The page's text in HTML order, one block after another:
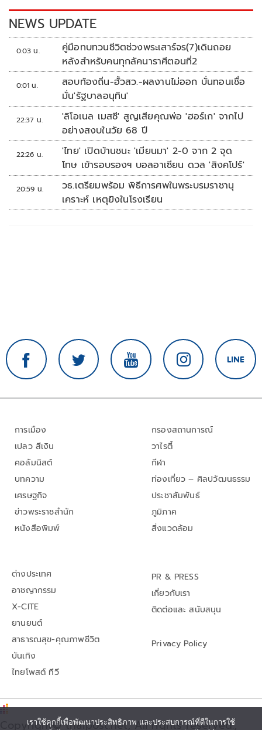
k k
NEWS UPDATE
0:03 น.
คู่มือทบทวนชีวิตช่วงพระเสาร์จร(7)เดินถอย
หลังสำหรับคนทุกลัคนาราศีตอนที่2
0:01 น.
สอบท้องถิ่น-ฮั้วสว.-ผลงานไม่ออก บั่นทอนเชื่อ
มั่น'รัฐบาลอนุทิน'
22:37 น.
'ลิโอเนล เมสซี' สูญเสียคุณพ่อ 'ฮอร์เก' จากไป
อย่างสงบในวัย 68 ปี
22:26 น.
'ไทย' เปิดบ้านชนะ 'เมียนมา' 2-0 จาก 2 จุด
โทษ เข้ารอบรองฯ บอลอาเซียน ดวล 'สิงคโปร์'
20:59 น.
วธ.เตรียมพร้อม พิธีการศพในพระบรมราชานุ
เคราะห์ เหตุยิงในโรงเรียน
การเมือง
เปลว สีเงิน
คอลัมนิสต์
บทความ
เศรษฐกิจ
ข่าวพระราชสำนัก
หนังสือพิมพ์
กรองสถานการณ์
วาไรตี้
กีฬา
ท่องเที่ยว – ศิลปวัฒนธรรม
ประชาสัมพันธ์
ภูมิภาค
สิ่งแวดล้อม
ต่างประเทศ
อาชญากรรม
X-CITE
ยานยนต์
สาธารณสุข-คุณภาพชีวิต
บันเทิง
ไทยโพสต์ ทีวี
PR & PRESS
เกี่ยวกับเรา
ติดต่อและ สนับสนุน
Privacy Policy
Copyright© thaipost.net, All rights reserved.,
เราใช้คุกกี้เพื่อพัฒนาประสิทธิภาพ และประสบการณ์ที่ดีในการใช้